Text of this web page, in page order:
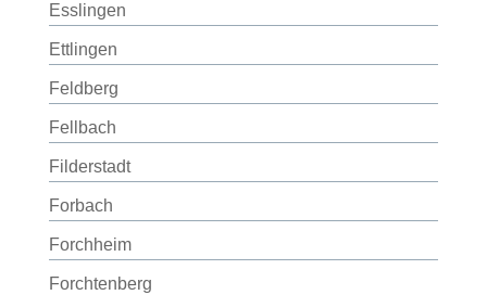
Esslingen
Ettlingen
Feldberg
Fellbach
Filderstadt
Forbach
Forchheim
Forchtenberg